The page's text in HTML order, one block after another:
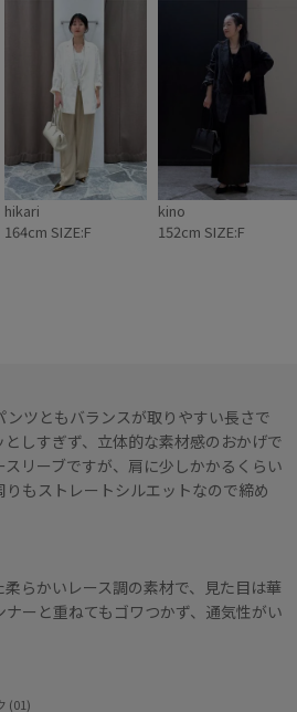
hikari
164cm SIZE:F
kino
152cm SIZE:F
ツともバランスが取りやすい長さで
しすぎず、立体的な素材感のおかげで
リーブですが、肩に少しかかるくらい
もストレートシルエットなので締め
らかいレース調の素材で、見た目は華
ーと重ねてもゴワつかず、通気性がい
(01)